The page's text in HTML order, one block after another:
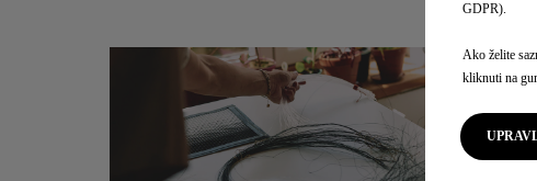
GDPR).
Ako želite
kliknuti na